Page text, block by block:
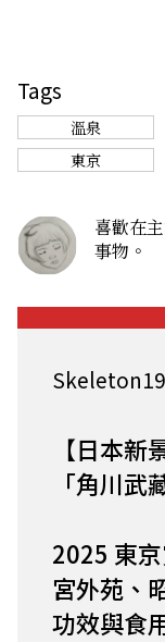
Tags
溫泉
東京
喜歡在
事物。
【日本
「角川武
2025 東
宮外苑、
功效與食